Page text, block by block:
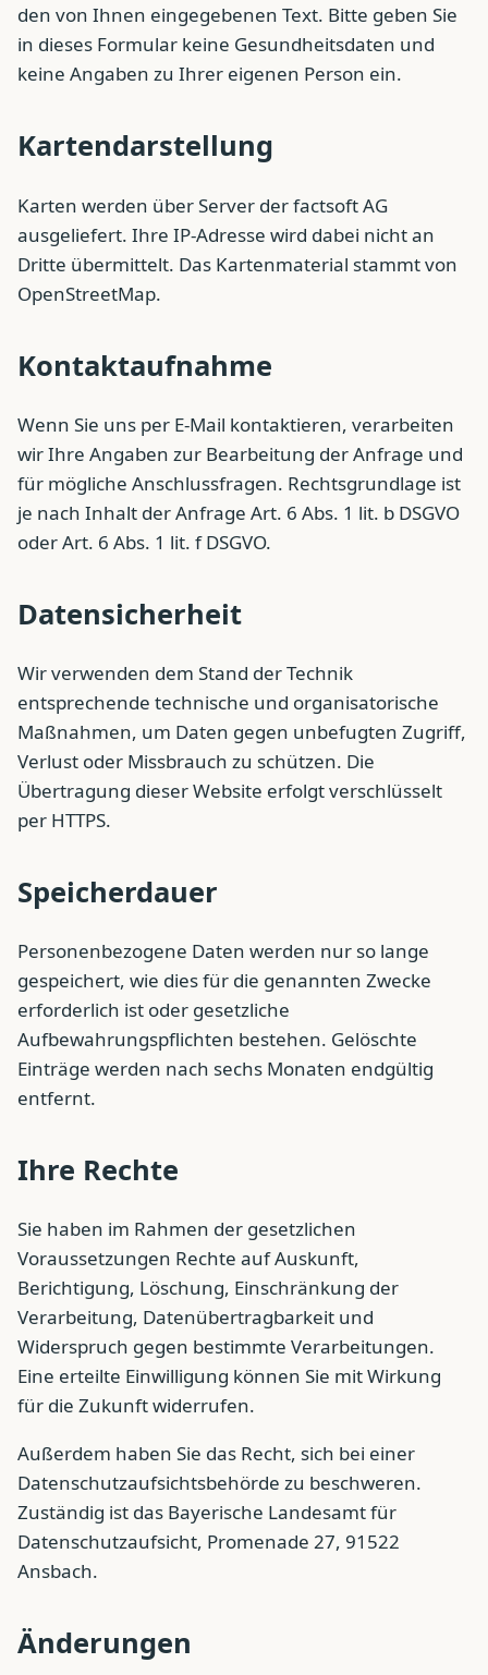
den von Ihnen eingegebenen Text. Bitte geben Sie
in dieses Formular keine Gesundheitsdaten und
keine Angaben zu Ihrer eigenen Person ein.
Kartendarstellung
Karten werden über Server der factsoft AG
ausgeliefert. Ihre IP-Adresse wird dabei nicht an
Dritte übermittelt. Das Kartenmaterial stammt von
OpenStreetMap.
Kontaktaufnahme
Wenn Sie uns per E-Mail kontaktieren, verarbeiten
wir Ihre Angaben zur Bearbeitung der Anfrage und
für mögliche Anschlussfragen. Rechtsgrundlage ist
je nach Inhalt der Anfrage Art. 6 Abs. 1 lit. b DSGVO
oder Art. 6 Abs. 1 lit. f DSGVO.
Datensicherheit
Wir verwenden dem Stand der Technik
entsprechende technische und organisatorische
Maßnahmen, um Daten gegen unbefugten Zugriff,
Verlust oder Missbrauch zu schützen. Die
Übertragung dieser Website erfolgt verschlüsselt
per HTTPS.
Speicherdauer
Personenbezogene Daten werden nur so lange
gespeichert, wie dies für die genannten Zwecke
erforderlich ist oder gesetzliche
Aufbewahrungspflichten bestehen. Gelöschte
Einträge werden nach sechs Monaten endgültig
entfernt.
Ihre Rechte
Sie haben im Rahmen der gesetzlichen
Voraussetzungen Rechte auf Auskunft,
Berichtigung, Löschung, Einschränkung der
Verarbeitung, Datenübertragbarkeit und
Widerspruch gegen bestimmte Verarbeitungen.
Eine erteilte Einwilligung können Sie mit Wirkung
für die Zukunft widerrufen.
Außerdem haben Sie das Recht, sich bei einer
Datenschutzaufsichtsbehörde zu beschweren.
Zuständig ist das Bayerische Landesamt für
Datenschutzaufsicht, Promenade 27, 91522
Ansbach.
Änderungen